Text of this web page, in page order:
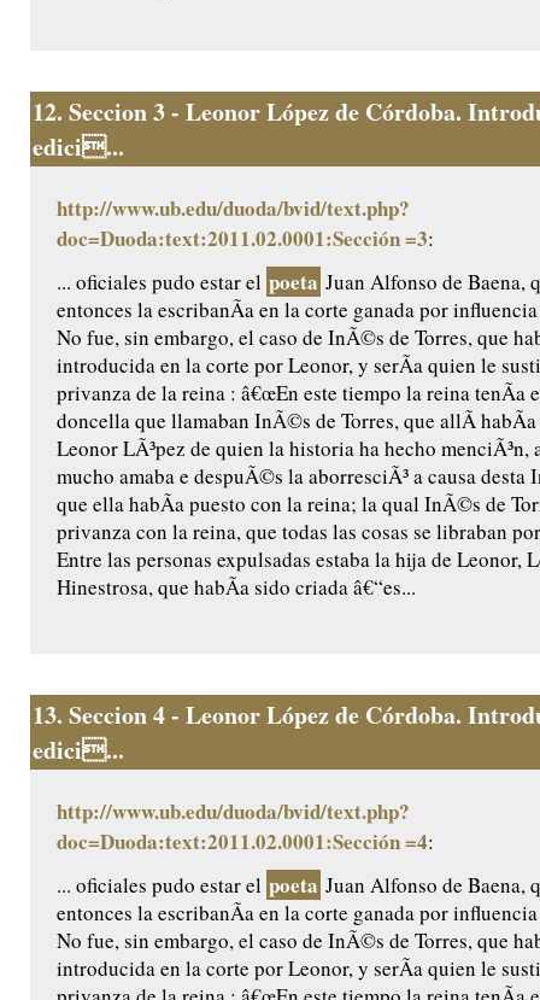
12. Seccion 3 - Leonor López de Córdoba.
edici...
http://www.ub.edu/duoda/bvid/text.php?
doc=Duoda:text:2011.02.0001:Sección =3:
... oficiales pudo estar el poeta Juan Alfonso de Baena,
entonces la escribanÃ­a en la corte ganada por
No fue, sin embargo, el caso de InÃ©s de Torres, que
introducida en la corte por Leonor, y serÃ­a quien le
privanza de la reina : â€œEn este tiempo la reina tenÃ­a
doncella que llamaban InÃ©s de Torres, que allÃ­
Leonor LÃ³pez de quien la historia ha hecho menciÃ³n,
mucho amaba e despuÃ©s la aborresciÃ³ a causa desta
que ella habÃ­a puesto con la reina; la qual InÃ©s de
privanza con la reina, que todas las cosas se libraban por
Entre las personas expulsadas estaba la hija de Leonor,
Hinestrosa, que habÃ­a sido criada â€“es...
13. Seccion 4 - Leonor López de Córdoba.
edici...
http://www.ub.edu/duoda/bvid/text.php?
doc=Duoda:text:2011.02.0001:Sección =4:
... oficiales pudo estar el poeta Juan Alfonso de Baena,
entonces la escribanÃ­a en la corte ganada por
No fue, sin embargo, el caso de InÃ©s de Torres, que
introducida en la corte por Leonor, y serÃ­a quien le